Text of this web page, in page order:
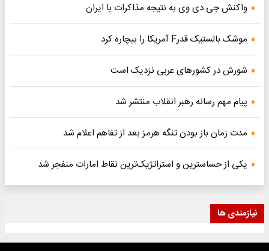
واکنش جی دی وی به نتیجه مذاکرات با ایران
موشک بالستیک قدرF آمریکا را بیچاره کرد
شورش در کشورهای عربی نزدیک است
پیام مهم رسانه رهبر انقلاب منتشر شد
مدت زمان باز بودن تنگه هرمز بعد از تفاهم اعلام شد
یکی از حساسترین و استراتژیک‌ترین نقاط امارات منفجر شد
نیازمندی ها